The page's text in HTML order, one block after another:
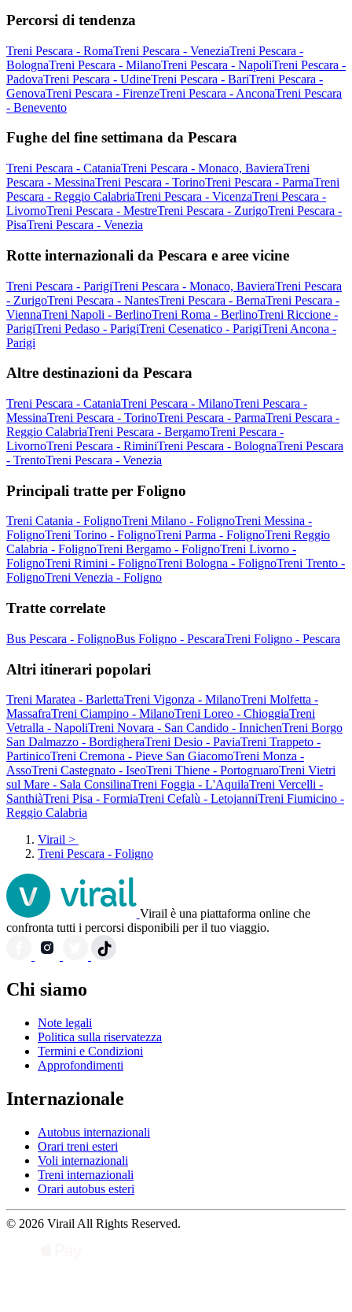
Percorsi di tendenza
Treni Pescara - RomaTreni Pescara - VeneziaTreni Pescara -
BolognaTreni Pescara - MilanoTreni Pescara - NapoliTreni Pescara -
PadovaTreni Pescara - UdineTreni Pescara - BariTreni Pescara -
GenovaTreni Pescara - FirenzeTreni Pescara - AnconaTreni Pescara
- Benevento
Fughe del fine settimana da Pescara
Treni Pescara - CataniaTreni Pescara - Monaco, BavieraTreni
Pescara - MessinaTreni Pescara - TorinoTreni Pescara - ParmaTreni
Pescara - Reggio CalabriaTreni Pescara - VicenzaTreni Pescara -
LivornoTreni Pescara - MestreTreni Pescara - ZurigoTreni Pescara -
PisaTreni Pescara - Venezia
Rotte internazionali da Pescara e aree vicine
Treni Pescara - ParigiTreni Pescara - Monaco, BavieraTreni Pescara
- ZurigoTreni Pescara - NantesTreni Pescara - BernaTreni Pescara -
ViennaTreni Napoli - BerlinoTreni Roma - BerlinoTreni Riccione -
ParigiTreni Pedaso - ParigiTreni Cesenatico - ParigiTreni Ancona -
Parigi
Altre destinazioni da Pescara
Treni Pescara - CataniaTreni Pescara - MilanoTreni Pescara -
MessinaTreni Pescara - TorinoTreni Pescara - ParmaTreni Pescara -
Reggio CalabriaTreni Pescara - BergamoTreni Pescara -
LivornoTreni Pescara - RiminiTreni Pescara - BolognaTreni Pescara
- TrentoTreni Pescara - Venezia
Principali tratte per Foligno
Treni Catania - FolignoTreni Milano - FolignoTreni Messina -
FolignoTreni Torino - FolignoTreni Parma - FolignoTreni Reggio
Calabria - FolignoTreni Bergamo - FolignoTreni Livorno -
FolignoTreni Rimini - FolignoTreni Bologna - FolignoTreni Trento -
FolignoTreni Venezia - Foligno
Tratte correlate
Bus Pescara - FolignoBus Foligno - PescaraTreni Foligno - Pescara
Altri itinerari popolari
Treni Maratea - BarlettaTreni Vigonza - MilanoTreni Molfetta -
MassafraTreni Ciampino - MilanoTreni Loreo - ChioggiaTreni
Vetralla - NapoliTreni Novara - San Candido - InnichenTreni Borgo
San Dalmazzo - BordigheraTreni Desio - PaviaTreni Trappeto -
PartinicoTreni Cremona - Pieve San GiacomoTreni Monza -
AssoTreni Castegnato - IseoTreni Thiene - PortogruaroTreni Vietri
sul Mare - Sala ConsilinaTreni Foggia - L'AquilaTreni Vercelli -
SanthiàTreni Pisa - FormiaTreni Cefalù - LetojanniTreni Fiumicino -
Reggio Calabria
Virail >
Treni Pescara - Foligno
Virail è una piattaforma online che
confronta tutti i percorsi disponibili per il tuo viaggio.
Chi siamo
Note legali
Politica sulla riservatezza
Termini e Condizioni
Approfondimenti
Internazionale
Autobus internazionali
Orari treni esteri
Voli internazionali
Treni internazionali
Orari autobus esteri
© 2026 Virail All Rights Reserved.